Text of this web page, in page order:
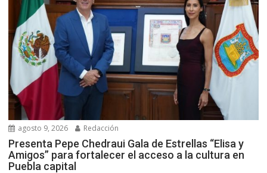
agosto 9, 2026 Redacción
Presenta Pepe Chedraui Gala de Estrellas “Elisa y
Amigos” para fortalecer el acceso a la cultura en
Puebla capital